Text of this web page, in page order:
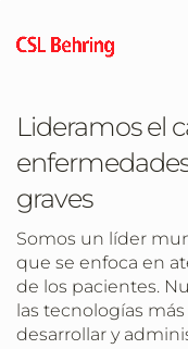
contenido
Lideramos el
graves
Somos un líder
que se enfoca en
de los pacientes.
las tecnologías más
desarrollar y